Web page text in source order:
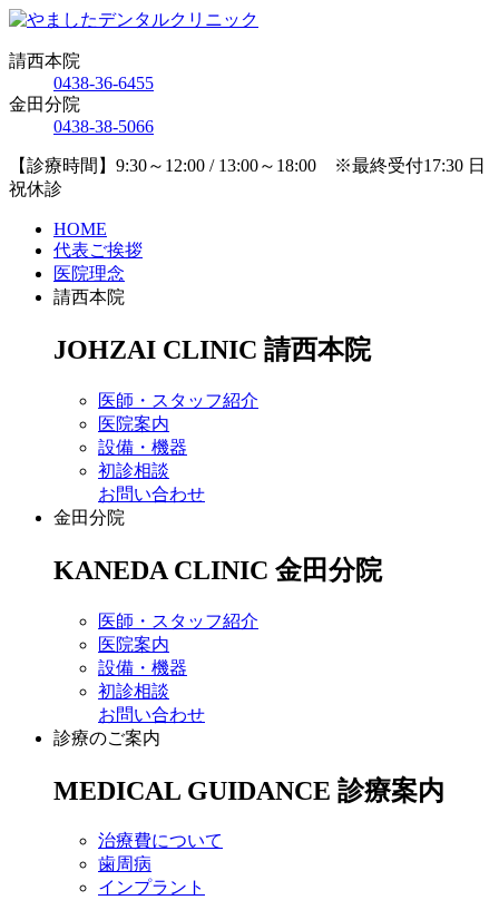
請西本院
0438-36-6455
金田分院
0438-38-5066
【診療時間】9:30～12:00 / 13:00～18:00 ※最終受付17:30 日
祝休診
HOME
代表ご挨拶
医院理念
請西本院
JOHZAI CLINIC 請西本院
医師・スタッフ紹介
医院案内
設備・機器
初診相談
お問い合わせ
金田分院
KANEDA CLINIC 金田分院
医師・スタッフ紹介
医院案内
設備・機器
初診相談
お問い合わせ
診療のご案内
MEDICAL GUIDANCE 診療案内
治療費について
歯周病
インプラント